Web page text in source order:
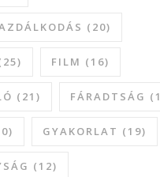
(20)
FILM (16)
(21) FÁRADTSÁG
GYAKORLAT (19)
(12)